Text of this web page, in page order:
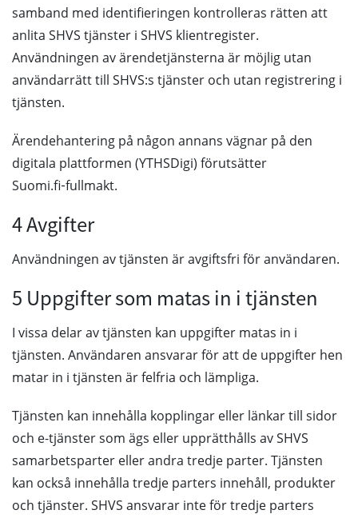
samband med identifieringen kontrolleras rätten att
anlita SHVS tjänster i SHVS klientregister.
Användningen av ärendetjänsterna är möjlig utan
användarrätt till SHVS:s tjänster och utan registrering i
tjänsten.
Ärendehantering på någon annans vägnar på den
digitala plattformen (YTHSDigi) förutsätter
Suomi.fi‑fullmakt.
4 Avgifter
Användningen av tjänsten är avgiftsfri för användaren.
5 Uppgifter som matas in i tjänsten
I vissa delar av tjänsten kan uppgifter matas in i
tjänsten. Användaren ansvarar för att de uppgifter hen
matar in i tjänsten är felfria och lämpliga.
Tjänsten kan innehålla kopplingar eller länkar till sidor
och e-tjänster som ägs eller upprätthålls av SHVS
samarbetsparter eller andra tredje parter. Tjänsten
kan också innehålla tredje parters innehåll, produkter
och tjänster. SHVS ansvarar inte för tredje parters